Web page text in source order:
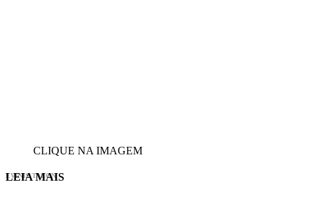
CLIQUE NA IMAGEM
EVINIS TALON
LEIA MAIS